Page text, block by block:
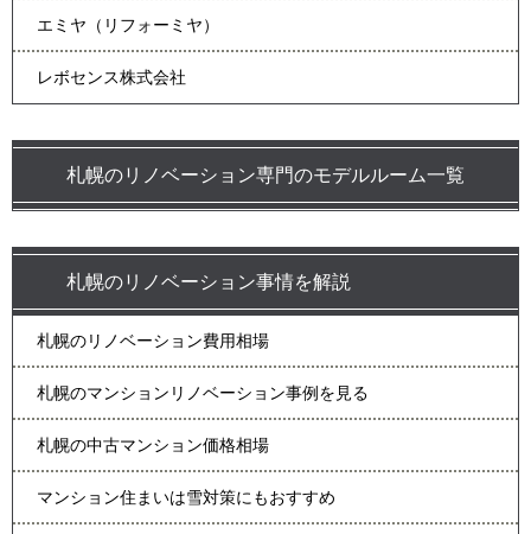
エミヤ（リフォーミヤ）
レボセンス株式会社
札幌のリノベーション専門のモデルルーム一覧
札幌のリノベーション事情を解説
札幌のリノベーション費用相場
札幌のマンションリノベーション事例を見る
札幌の中古マンション価格相場
マンション住まいは雪対策にもおすすめ